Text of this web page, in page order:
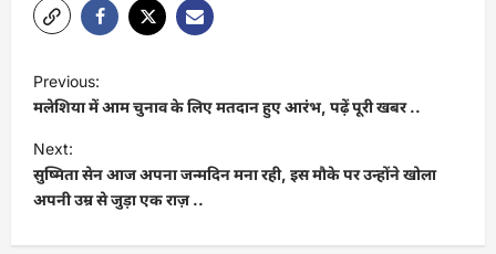
o
s
t
n
a
Previous:
मलेशिया में आम चुनाव के लिए मतदान हुए आरंभ, पढ़ें पूरी खबर ..
Next:
सुष्मिता सेन आज अपना जन्मदिन मना रही, इस मौके पर उन्होंने खोला
अपनी उम्र से जुड़ा एक राज़ ..